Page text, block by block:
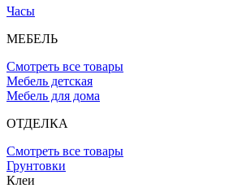
Часы
МЕБЕЛЬ
Смотреть все товары
Мебель детская
Мебель для дома
ОТДЕЛКА
Смотреть все товары
Грунтовки
Клеи